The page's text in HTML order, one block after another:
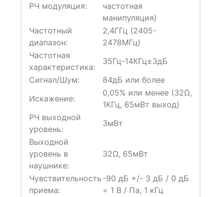
РЧ модуляция:
частотная
манипуляция)
Частотный
диапазон:
2,4ГГц (2405-
2478МГц)
Частотная
характеристика:
35Гц-14КГц±3дБ
Сигнал/Шум:
84дБ или более
Искажение:
0,05% или менее (32Ω,
1КГц, 65мВт выход)
РЧ выходной
уровень:
3мВт
Выходной
уровень в
наушнике:
32Ω, 65мВт
Чувствительность
приема:
-90 дБ +/- 3 дБ / 0 дБ
= 1 В / Па, 1 кГц